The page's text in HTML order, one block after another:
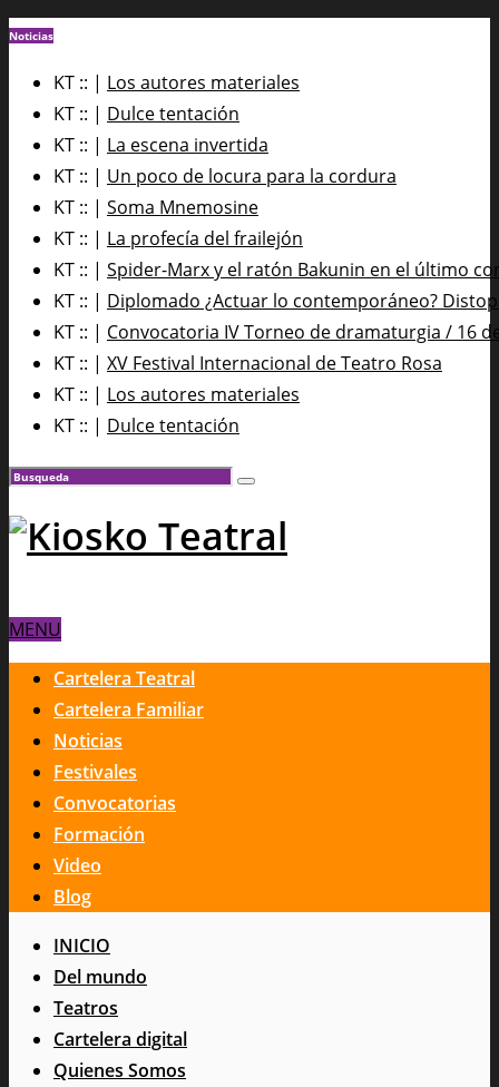
Noticias
KT :: | Los autores materiales
KT :: | Dulce tentación
KT :: | La escena invertida
KT :: | Un poco de locura para la cordura
KT :: | Soma Mnemosine
KT :: | La profecía del frailejón
KT :: | Spider-Marx y el ratón Bakunin en el último
KT :: | Diplomado ¿Actuar lo contemporáneo?
KT :: | Convocatoria IV Torneo de dramaturgia / 16
KT :: | XV Festival Internacional de Teatro Rosa
KT :: | Los autores materiales
KT :: | Dulce tentación
MENU
Cartelera Teatral
Cartelera Familiar
Noticias
Festivales
Convocatorias
Formación
Video
Blog
INICIO
Del mundo
Teatros
Cartelera digital
Quienes Somos